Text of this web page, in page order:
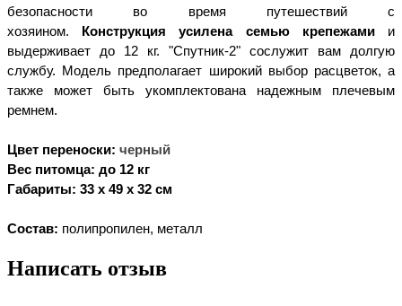
безопасности во время путешествий с
хозяином. Конструкция усилена семью крепежамии
выдерживает до 12 кг. "Спутник-2" сослужит вам долгую
службу. Модель предполагает широкий выбор расцветок, а
также может быть укомплектована надежным плечевым
ремнем.
Цвет переноски: черный
Вес питомца: до 12 кг
Габариты: 33 х 49 х 32 см
Состав: полипропилен, металл
Написать отзыв